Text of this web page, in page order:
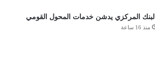
البنك المركزي يدشن خدمات المحول القومي
منذ 16 ساعة